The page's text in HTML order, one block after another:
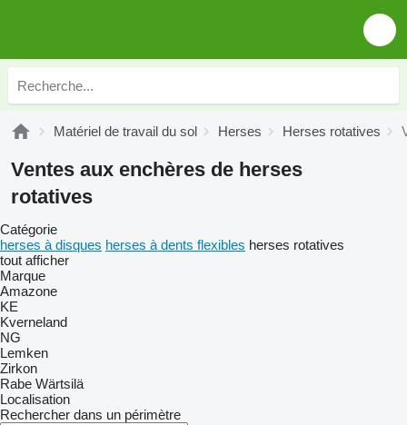
Matériel de travail du sol Herses Herses rotatives
Ventes aux enchères de herses
rotatives
Catégorie
herses à disques herses à dents flexibles herses rotatives
tout afficher
Marque
Amazone
KE
Kverneland
NG
Lemken
Zirkon
Rabe Wärtsilä
Localisation
Rechercher dans un périmètre